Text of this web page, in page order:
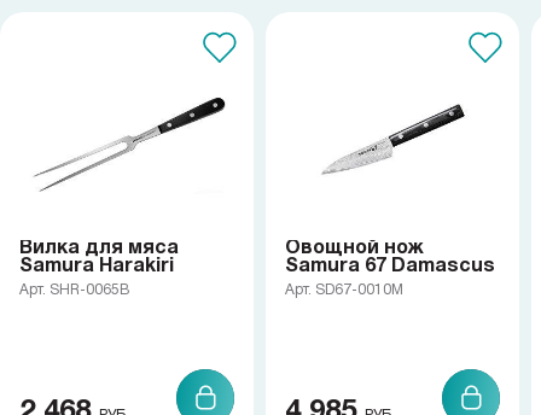
Вилка для мяса
Samura Harakiri
Арт. SHR-0065B
Овощной нож
Samura 67 Damascus
Арт. SD67-0010M